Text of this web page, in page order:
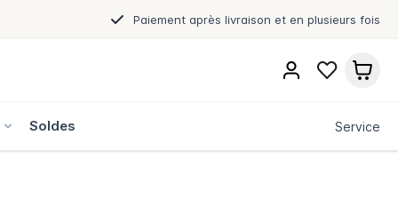
Paiement après livraison et en plusieurs fois
Soldes Service